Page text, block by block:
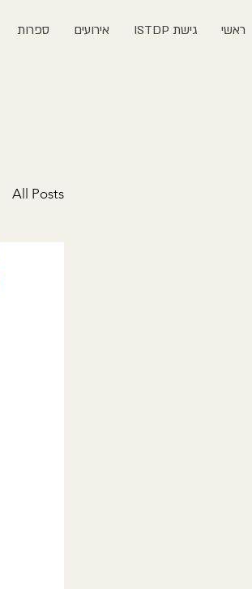
ראשי גישת ISTDP אירועים ספרות
All Posts